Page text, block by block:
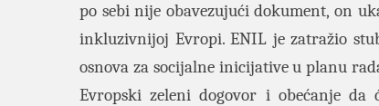
po sebi nije obavezujući dokument, on
inkluzivnijoj Evropi. ENIL je zatražio
osnova za socijalne inicijative u planu
Evropski zeleni dogovor i obećanje